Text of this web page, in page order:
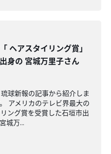
ヘアスタイリング賞」
身の 宮城万里子さん
球新報の記事から紹介しま
アメリカのテレビ界最大の
ング賞を受賞した石垣市出
城万...